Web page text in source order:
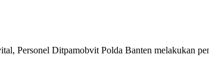
Personel Ditpamobvit Polda Banten melakukan